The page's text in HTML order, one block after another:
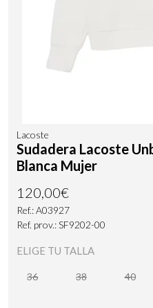
Lacoste
Sudadera Lacoste
Blanca Mujer
120,00€
Ref.: A03927
Ref. prov.: SF9202-00
ELIGE TU TALLA
36 38 40